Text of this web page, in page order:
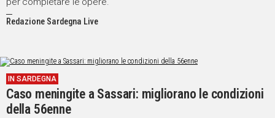
Redazione Sardegna Live
IN SARDEGNA
Caso meningite a Sassari: migliorano le condizioni
della 56enne